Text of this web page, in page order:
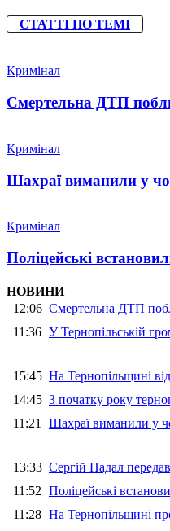
СТАТТІ ПО ТЕМІ
Кримінал
Смертельна ДТП
Кримінал
Шахраї виманили у
Кримінал
Поліцейські
НОВИНИ
12:06 Смертельна ДТП
11:36 У Тернопільській
15:45 На Тернопільщині
14:45 З початку року
11:21 Шахраї виманили у
13:33 Сергій Надал
11:52 Поліцейські
11:28 На Тернопільщині